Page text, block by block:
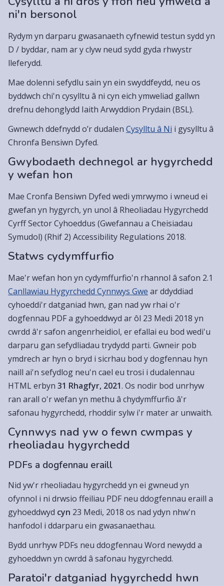
ni'n bersonol
Rydym yn darparu gwasanaeth cyfnewid testun sydd yn
D / byddar, nam ar y clyw neud sydd gyda rhwystr
lleferydd.
Mae dolenni sefydlu sain yn ein swyddfeydd, neu os
byddwch chi'n cysylltu â ni cyn eich ymweliad gallwn
drefnu dehonglydd Iaith Arwyddion Prydain (BSL).
Gwnewch ddefnydd o’r dudalen Cysylltu â Ni i gysylltu â
Chronfa Bensiwn Dyfed.
Gwybodaeth dechnegol ar hygyrchedd
y wefan hon
Mae Cronfa Bensiwn Dyfed wedi ymrwymo i wneud ei
gwefan yn hygyrch, yn unol â Rheoliadau Hygyrchedd
Cyrff Sector Cyhoeddus (Gwefannau a Cheisiadau
Symudol) (Rhif 2) Accessibility Regulations 2018.
Statws cydymffurfio
Mae'r wefan hon yn cydymffurfio'n rhannol â safon 2.1
Canllawiau Hygyrchedd Cynnwys Gwe ar ddyddiad
cyhoeddi'r datganiad hwn, gan nad yw rhai o'r
dogfennau PDF a gyhoeddwyd ar ôl 23 Medi 2018 yn
cwrdd â'r safon angenrheidiol, er efallai eu bod wedi'u
darparu gan sefydliadau trydydd parti. Gwneir pob
ymdrech ar hyn o bryd i sicrhau bod y dogfennau hyn
naill ai'n sefydlog neu'n cael eu trosi i dudalennau
HTML erbyn 31 Rhagfyr, 2021. Os nodir bod unrhyw
ran arall o'r wefan yn methu â chydymffurfio â'r
safonau hygyrchedd, rhoddir sylw i'r mater ar unwaith.
Cynnwys nad yw o fewn cwmpas y
rheoliadau hygyrchedd
PDFs a dogfennau eraill
Nid yw'r rheoliadau hygyrchedd yn ei gwneud yn
ofynnol i ni drwsio ffeiliau PDF neu ddogfennau eraill a
gyhoeddwyd cyn 23 Medi, 2018 os nad ydyn nhw'n
hanfodol i ddarparu ein gwasanaethau.
Bydd unrhyw PDFs neu ddogfennau Word newydd a
gyhoeddwn yn cwrdd â safonau hygyrchedd.
Paratoi'r datganiad hygyrchedd hwn